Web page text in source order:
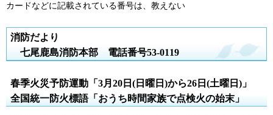
カードなどに記載されている番号は、教えない
消防だより
七尾鹿島消防本部 電話番号53-0119
春季火災予防運動「3月20日(日曜日)から26日(土曜日)」
全国統一防火標語「おうち時間家族で点検火の始末」